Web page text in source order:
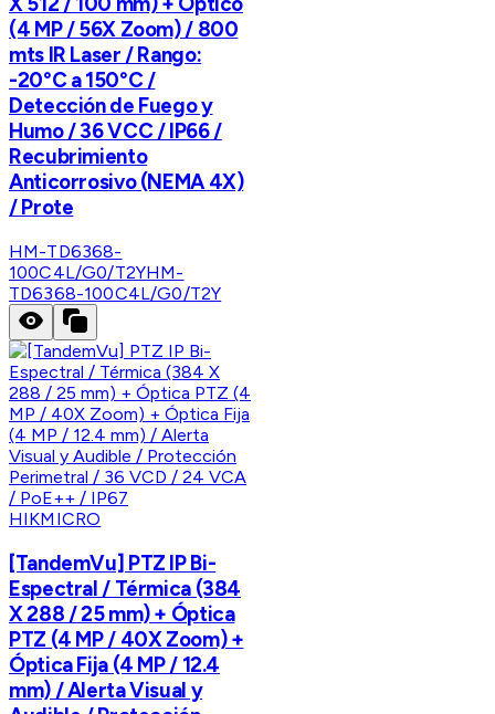
(4 MP / 56X Zoom) / 800
mts IR Laser / Rango:
-20°C a 150°C /
Detección de Fuego y
Humo / 36 VCC / IP66 /
Recubrimiento
Anticorrosivo (NEMA 4X)
/ Prote
HM-TD6368-
100C4L/G0/T2YHM-
TD6368-100C4L/G0/T2Y
HIKMICRO
[TandemVu] PTZ IP Bi-
Espectral / Térmica (384
X 288 / 25 mm) + Óptica
PTZ (4 MP / 40X Zoom) +
Óptica Fija (4 MP / 12.4
mm) / Alerta Visual y